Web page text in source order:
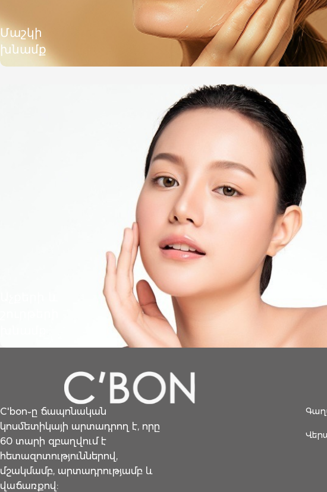
Մաշկի
խնամք
C'bon֊ը ճապոնական
կոսմետիկայի արտադրող է, որը
60 տարի զբաղվում է
հետազոտություններով,
մշակմամբ, արտադրությամբ և
վաճառքով: